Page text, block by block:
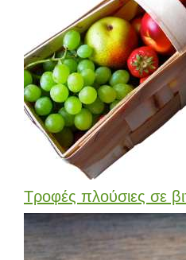
Τροφές πλούσιες σε